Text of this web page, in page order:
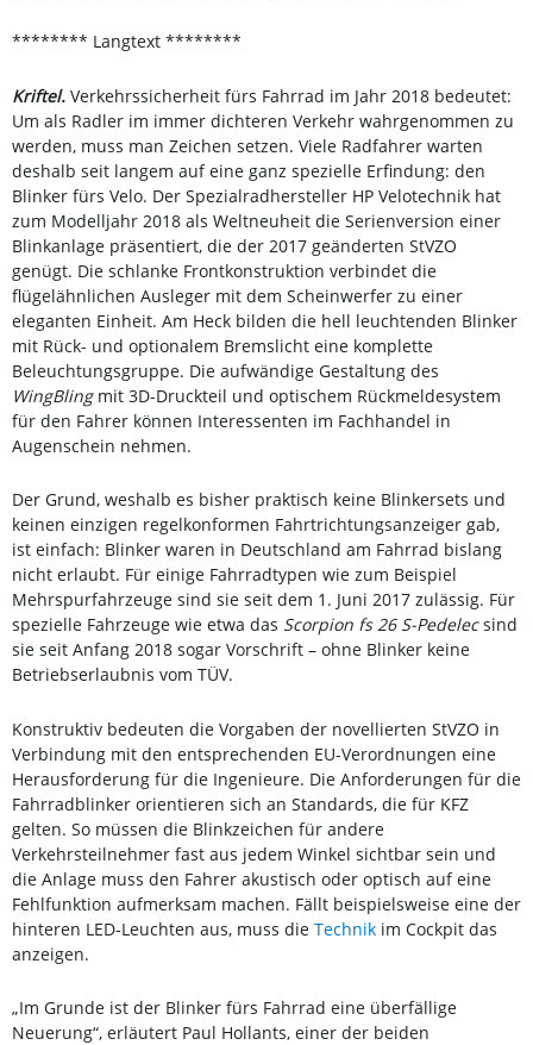
******** Langtext ********
Kriftel. Verkehrssicherheit fürs Fahrrad im Jahr 2018 bedeutet:
Um als Radler im immer dichteren Verkehr wahrgenommen zu
werden, muss man Zeichen setzen. Viele Radfahrer warten
deshalb seit langem auf eine ganz spezielle Erfindung: den
Blinker fürs Velo. Der Spezialradhersteller HP Velotechnik hat
zum Modelljahr 2018 als Weltneuheit die Serienversion einer
Blinkanlage präsentiert, die der 2017 geänderten StVZO
genügt. Die schlanke Frontkonstruktion verbindet die
flügelähnlichen Ausleger mit dem Scheinwerfer zu einer
eleganten Einheit. Am Heck bilden die hell leuchtenden Blinker
mit Rück- und optionalem Bremslicht eine komplette
Beleuchtungsgruppe. Die aufwändige Gestaltung des
WingBlingmit 3D-Druckteil und optischem Rückmeldesystem
für den Fahrer können Interessenten im Fachhandel in
Augenschein nehmen.
Der Grund, weshalb es bisher praktisch keine Blinkersets und
keinen einzigen regelkonformen Fahrtrichtungsanzeiger gab,
ist einfach: Blinker waren in Deutschland am Fahrrad bislang
nicht erlaubt. Für einige Fahrradtypen wie zum Beispiel
Mehrspurfahrzeuge sind sie seit dem 1. Juni 2017 zulässig. Für
spezielle Fahrzeuge wie etwa das Scorpion fs 26 S-Pedelecsind
sie seit Anfang 2018 sogar Vorschrift – ohne Blinker keine
Betriebserlaubnis vom TÜV.
Konstruktiv bedeuten die Vorgaben der novellierten StVZO in
Verbindung mit den entsprechenden EU-Verordnungen eine
Herausforderung für die Ingenieure. Die Anforderungen für die
Fahrradblinker orientieren sich an Standards, die für KFZ
gelten. So müssen die Blinkzeichen für andere
Verkehrsteilnehmer fast aus jedem Winkel sichtbar sein und
die Anlage muss den Fahrer akustisch oder optisch auf eine
Fehlfunktion aufmerksam machen. Fällt beispielsweise eine der
hinteren LED-Leuchten aus, muss die Technik im Cockpit das
anzeigen.
„Im Grunde ist der Blinker fürs Fahrrad eine überfällige
Neuerung“, erläutert Paul Hollants, einer der beiden